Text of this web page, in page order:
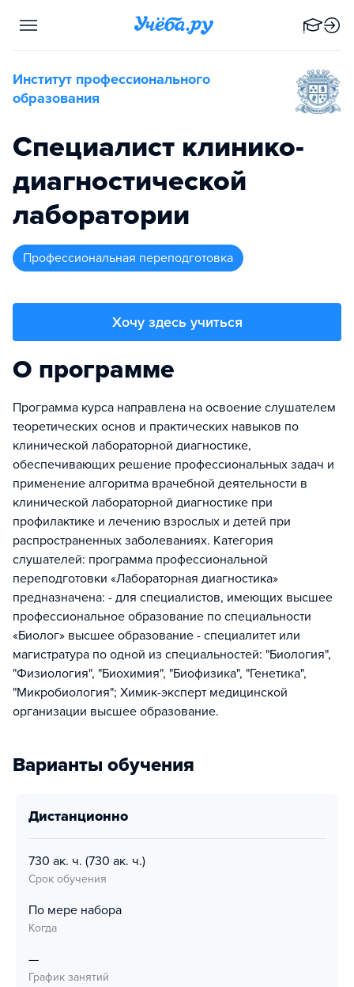
Институт профессионального
образования
Специалист клинико-
диагностической
лаборатории
профессиональная переподготовка
Хочу здесь учиться
О программе
Программа курса направлена на освоение слушателем
теоретических основ и практических навыков по
клинической лабораторной диагностике,
обеспечивающих решение профессиональных задач и
применение алгоритма врачебной деятельности в
клинической лабораторной диагностике при
профилактике и лечению взрослых и детей при
распространенных заболеваниях. Категория
слушателей: программа профессиональной
переподготовки «Лабораторная диагностика»
предназначена: - для специалистов, имеющих высшее
профессиональное образование по специальности
«Биолог» высшее образование - специалитет или
магистратура по одной из специальностей: "Биология",
"Физиология", "Биохимия", "Биофизика", "Генетика",
"Микробиология"; Химик-эксперт медицинской
организации высшее образование.
Варианты обучения
дистанционно
730 ак. ч. (730 ак. ч.)
Срок обучения
По мере набора
Когда
—
График занятий